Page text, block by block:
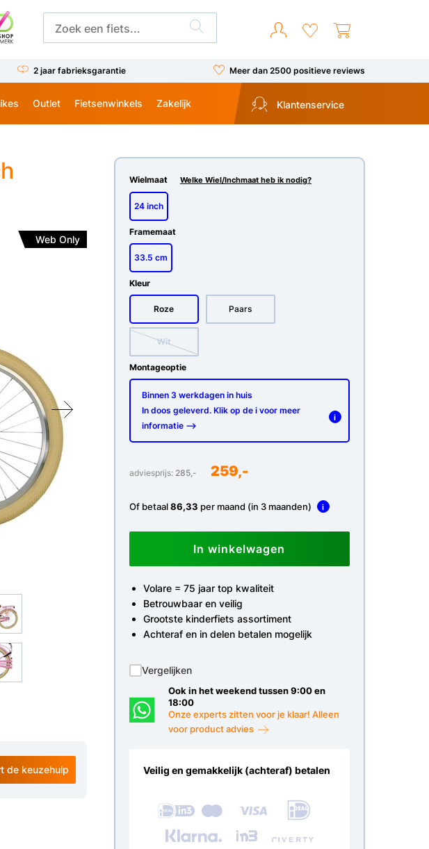
2 jaar fabrieksgarantie Meer dan 2500 positieve reviews
Outlet Fietsenwinkels Zakelijk Klantenservice
Web Only
de keuzehulp
Wielmaat Welke Wiel/Inchmaat heb ik nodig?
24 inch
Framemaat
33.5 cm
Kleur
Roze Paars
Wit
Montageoptie
Binnen 3 werkdagen in huis
In doos geleverd. Klik op de i voor meer
informatie -->
i
adviesprijs: 285,- 259,-
Of betaal86,33 per maand (in 3 maanden) i
In winkelwagen
Volare = 75 jaar top kwaliteit
Betrouwbaar en veilig
Grootste kinderfiets assortiment
Achteraf en in delen betalen mogelijk
Vergelijken
Ook in het weekend tussen 9:00 en
18:00
Onze experts zitten voor je klaar! Alleen
voor product advies
Veilig en gemakkelijk (achteraf) betalen